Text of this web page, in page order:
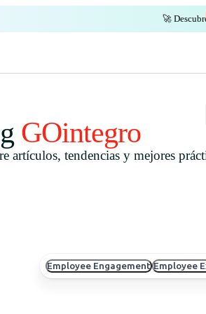
🚀
GOintegro
artículos, tendencias y mejores
Employee Engagement Employee